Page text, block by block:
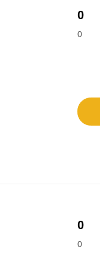
0
0
0
0